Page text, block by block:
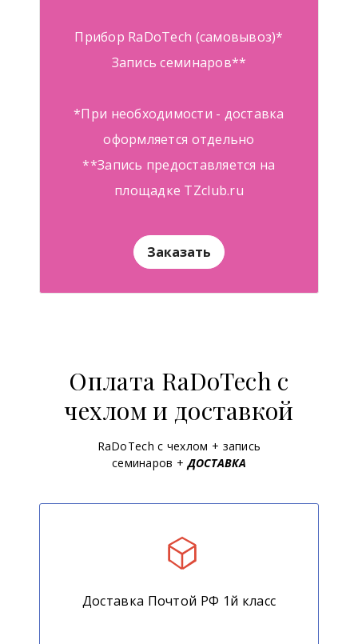
Прибор RaDoTech (самовывоз)*
Запись семинаров**
*При необходимости - доставка
оформляется отдельно
**Запись предоставляется на
площадке TZclub.ru
Заказать
Оплата RaDoTech с
чехлом и доставкой
RaDoTech с чехлом + запись
семинаров +ДОСТАВКА
Доставка Почтой РФ 1й класс